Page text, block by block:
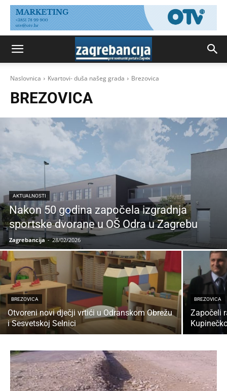
Naslovnica Kvartovi- duša našeg grada Brezovica
BREZOVICA
AKTUALNOSTI
Nakon 50 godina započela izgradnja
sportske dvorane u OŠ Odra u Zagrebu
Zagrebancija - 28/02/2026
BREZOVICA
Otvoreni novi dječji vrtići u Odranskom Obrežu
i Sesvetskoj Selnici
BREZOVICA
Započeli